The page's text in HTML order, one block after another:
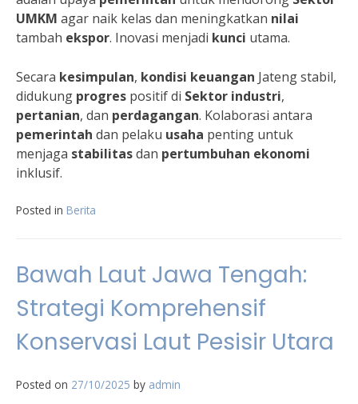
UMKM agar naik kelas dan meningkatkan nilai
tambah ekspor. Inovasi menjadi kunci utama.
Secara kesimpulan, kondisi keuangan Jateng stabil,
didukung progres positif di Sektor industri,
pertanian, dan perdagangan. Kolaborasi antara
pemerintah dan pelaku usaha penting untuk
menjaga stabilitasdan pertumbuhan ekonomi
inklusif.
Posted in Berita
Bawah Laut Jawa Tengah:
Strategi Komprehensif
Konservasi Laut Pesisir Utara
Posted on 27/10/2025 by admin